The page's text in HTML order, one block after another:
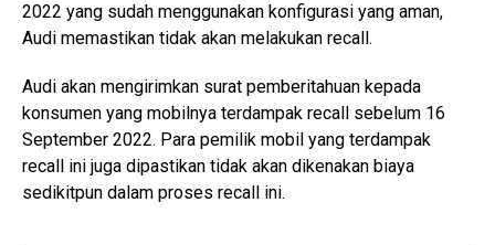
2022 yang sudah menggunakan konfigurasi yang aman,
Audi memastikan tidak akan melakukan recall.
Audi akan mengirimkan surat pemberitahuan kepada
konsumen yang mobilnya terdampak recall sebelum 16
September 2022. Para pemilik mobil yang terdampak
recall ini juga dipastikan tidak akan dikenakan biaya
sedikitpun dalam proses recall ini.